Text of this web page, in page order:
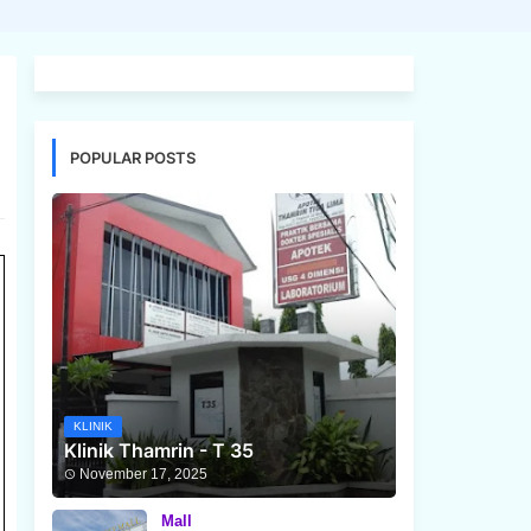
POPULAR POSTS
KLINIK
Klinik Thamrin - T 35
November 17, 2025
Mall